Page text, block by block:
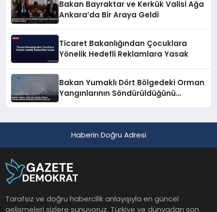
Bakan Bayraktar ve Kerkük Valisi Ağa
Ankara’da Bir Araya Geldi
Ticaret Bakanlığından Çocuklara
Yönelik Hedefli Reklamlara Yasak
Bakan Yumaklı Dört Bölgedeki Orman
Yangınlarının Söndürüldüğünü
Haberin Doğru Adresi
Tarafsız ve doğru habercilik anlayışıyla en güncel
gelişmeleri sizlere sunuyoruz. Türkiye ve dünyadan son